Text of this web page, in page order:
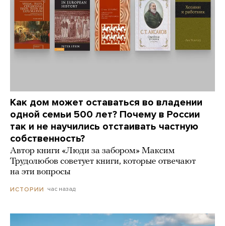
Как дом может оставаться во владении
одной семьи 500 лет? Почему в России
так и не научились отстаивать частную
собственность?
Автор книги «Люди за забором» Максим
Трудолюбов советует книги, которые отвечают
на эти вопросы
ИСТОРИИ час назад